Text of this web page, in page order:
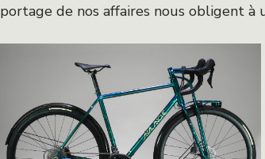
portage de nos affaires nous obligent